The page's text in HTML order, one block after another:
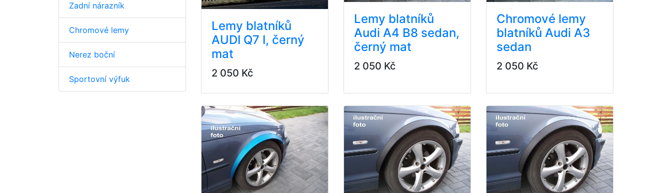
Zadní nárazník
Chromové lemy
Nerez boční
Sportovní výfuk
Lemy blatníků
AUDI Q7 I, černý
mat
2 050 Kč
Lemy blatníků
Audi A4 B8 sedan,
černý mat
2 050 Kč
Chromové lemy
blatníků Audi A3
sedan
2 050 Kč